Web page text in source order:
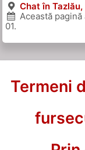
Chat în Tazlău,
Această
01.
Termeni